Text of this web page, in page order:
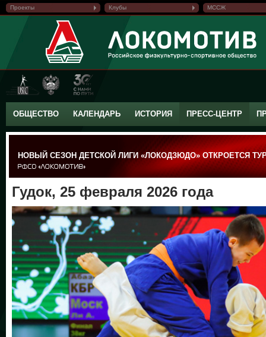
Проекты Клубы МССЖ
ОБЩЕСТВО КАЛЕНДАРЬ ИСТОРИЯ ПРЕСС-ЦЕНТР
НОВЫЙ СЕЗОН ДЕТСКОЙ ЛИГИ «ЛОКОДЗЮДО» ОТКРОЕТСЯ
Гудок, 25 февраля 2026 года